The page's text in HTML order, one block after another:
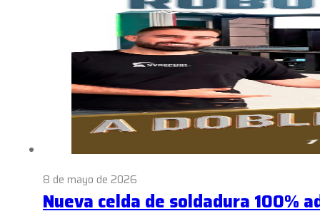
8 de mayo de 2026
Nueva celda de soldadura 100%